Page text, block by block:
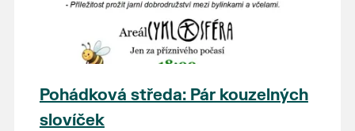
Pohádková středa: Pár kouzelných
slovíček